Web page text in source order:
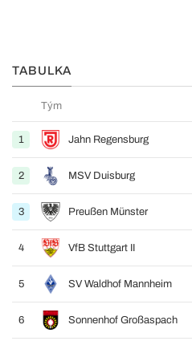
TABULKA
Tým
1 Jahn Regensburg
2 MSV Duisburg
3 Preußen Münster
4 VfB Stuttgart II
5 SV Waldhof Mannheim
6 Sonnenhof Großaspach